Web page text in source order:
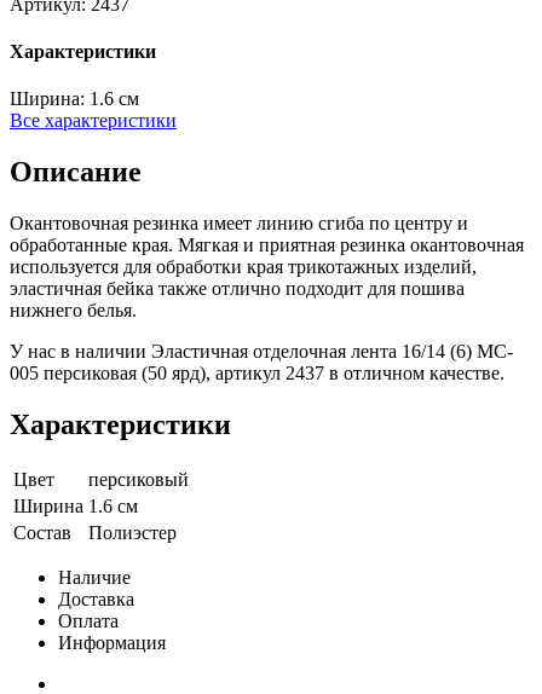
Характеристики
Ширина: 1.6 см
Все характеристики
Описание
Окантовочная резинка имеет линию сгиба по центру и
обработанные края. Мягкая и приятная резинка окантовочная
используется для обработки края трикотажных изделий,
эластичная бейка также отлично подходит для пошива
нижнего белья.
У нас в наличии Эластичная отделочная лента 16/14 (6) MC-
005 персиковая (50 ярд), артикул 2437 в отличном качестве.
Характеристики
Цвет
персиковый
Ширина 1.6 см
Состав
Полиэстер
Наличие
Доставка
Оплата
Информация